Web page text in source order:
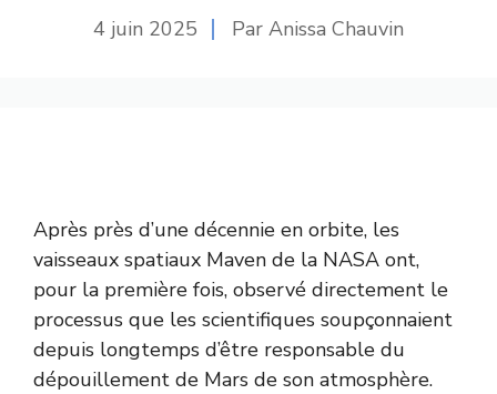
4 juin 2025 Par Anissa Chauvin
Après près d’une décennie en orbite, les
vaisseaux spatiaux Maven de la NASA ont,
pour la première fois, observé directement le
processus que les scientifiques soupçonnaient
depuis longtemps d’être responsable du
dépouillement de Mars de son atmosphère.